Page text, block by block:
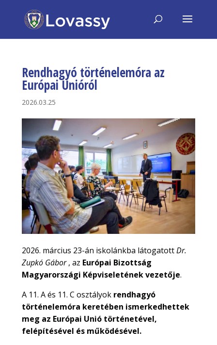
Rendhagyó történelemóra az
Európai Unióról
2026.03.25
2026. március 23-án iskolánkba látogatottDr.
Zupkó Gábor, az Európai Bizottság
Magyarországi Képviseletének vezetője.
A 11. A és 11. C osztályok rendhagyó
történelemóra keretében ismerkedhettek
meg az Európai Unió történetével,
felépítésével és működésével.